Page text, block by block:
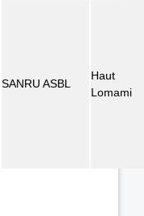
SANRU ASBL
Haut
Lomami